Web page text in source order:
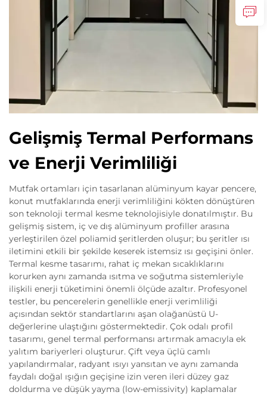
Gelişmiş Termal Performans
ve Enerji Verimliliği
Mutfak ortamları için tasarlanan alüminyum kayar pencere,
konut mutfaklarında enerji verimliliğini kökten dönüştüren
son teknoloji termal kesme teknolojisiyle donatılmıştır. Bu
gelişmiş sistem, iç ve dış alüminyum profiller arasına
yerleştirilen özel poliamid şeritlerden oluşur; bu şeritler ısı
iletimini etkili bir şekilde keserek istemsiz ısı geçişini önler.
Termal kesme tasarımı, rahat iç mekan sıcaklıklarını
korurken aynı zamanda ısıtma ve soğutma sistemleriyle
ilişkili enerji tüketimini önemli ölçüde azaltır. Profesyonel
testler, bu pencerelerin genellikle enerji verimliliği
açısından sektör standartlarını aşan olağanüstü U-
değerlerine ulaştığını göstermektedir. Çok odalı profil
tasarımı, genel termal performansı artırmak amacıyla ek
yalıtım bariyerleri oluşturur. Çift veya üçlü camlı
yapılandırmalar, radyant ısıyı yansıtan ve aynı zamanda
faydalı doğal ışığın geçişine izin veren ileri düzey gaz
doldurma ve düşük yayma (low-emissivity) kaplamalar